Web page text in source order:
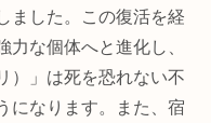
ました。この復活を経
な個体へと進化し、
）」は死を恐れない不
になります。また、宿